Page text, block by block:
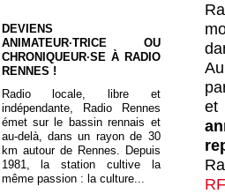
DEVIENS
ANIMATEUR·TRICE OU
CHRONIQUEUR·SE À RADIO
RENNES !
Radio locale, libre et
indépendante, Radio Rennes
émet sur le bassin rennais et
au-delà, dans un rayon de 30
km autour de Rennes. Depuis
1981, la station cultive la
même passion : la culture...